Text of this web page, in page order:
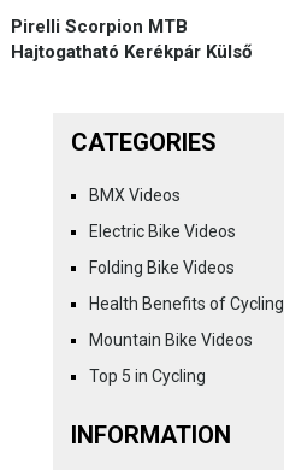
Pirelli Scorpion MTB
Hajtogatható Kerékpár Külső
CATEGORIES
BMX Videos
Electric Bike Videos
Folding Bike Videos
Health Benefits of Cycling
Mountain Bike Videos
Top 5 in Cycling
INFORMATION